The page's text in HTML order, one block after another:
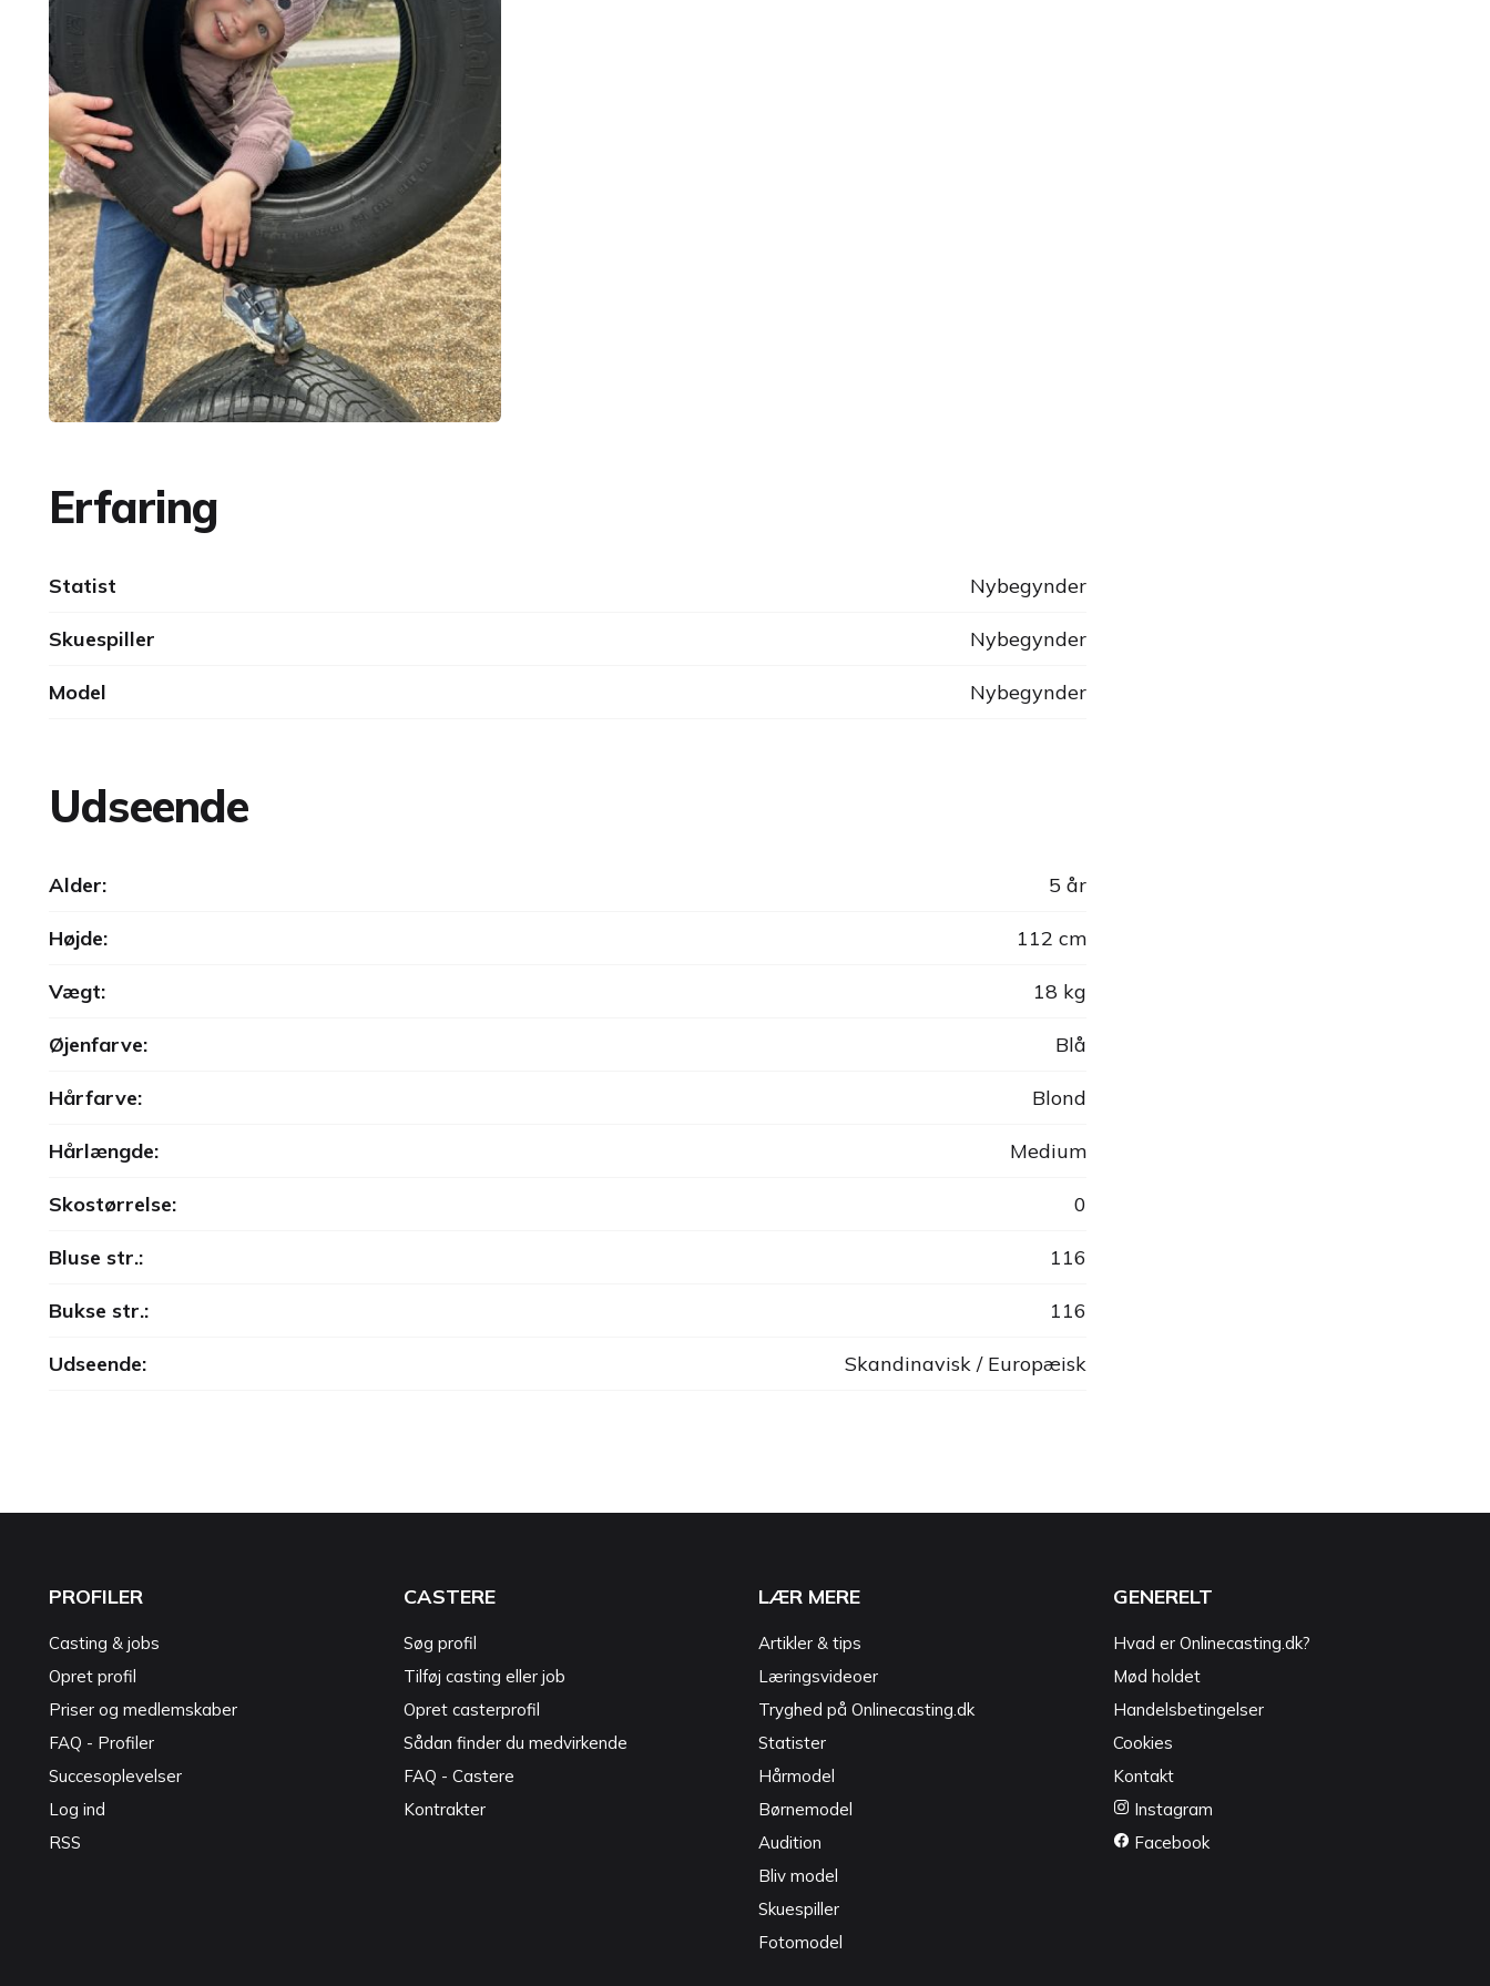
Erfaring
Statist Nybegynder
Skuespiller Nybegynder
Model Nybegynder
Udseende
Alder: 5 år
Højde: 112 cm
Vægt: 18 kg
Øjenfarve: Blå
Hårfarve: Blond
Hårlængde: Medium
Skostørrelse: 0
Bluse str.: 116
Bukse str.: 116
Udseende: Skandinavisk / Europæisk
PROFILER
Casting & jobs
Opret profil
Priser og medlemskaber
FAQ - Profiler
Succesoplevelser
Log ind
RSS
CASTERE
Søg profil
Tilføj casting eller job
Opret casterprofil
Sådan finder du medvirkende
FAQ - Castere
Kontrakter
LÆR MERE
Artikler & tips
Læringsvideoer
Tryghed på Onlinecasting.dk
Statister
Hårmodel
Børnemodel
Audition
Bliv model
Skuespiller
Fotomodel
GENERELT
Hvad er Onlinecasting.dk?
Mød holdet
Handelsbetingelser
Cookies
Kontakt
Instagram
Facebook